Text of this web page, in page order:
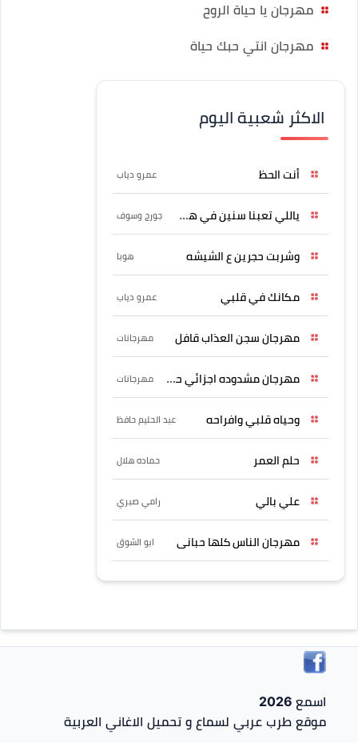
مهرجان يا حياة الروح
مهرجان انتي حبك حياة
الاكثر شعبية اليوم
أنت الحظ عمرو دياب
ياللي تعبنا سنين في هواه جورج وسوف
وشربت حجرين ع الشيشه هوبا
مكانك في قلبي عمرو دياب
مهرجان سجن العذاب قافل مهرجانات
مهرجان مشدوده اجزائي حربونى مهرجانات
وحياه قلبي وافراحه عبد الحليم حافظ
حلم العمر حماده هلال
علي بالي رامي صبري
مهرجان الناس كلها حبانى ابو الشوق
اسمع 2026
موقع طرب عربي لسماع و تحميل الاغاني العربية